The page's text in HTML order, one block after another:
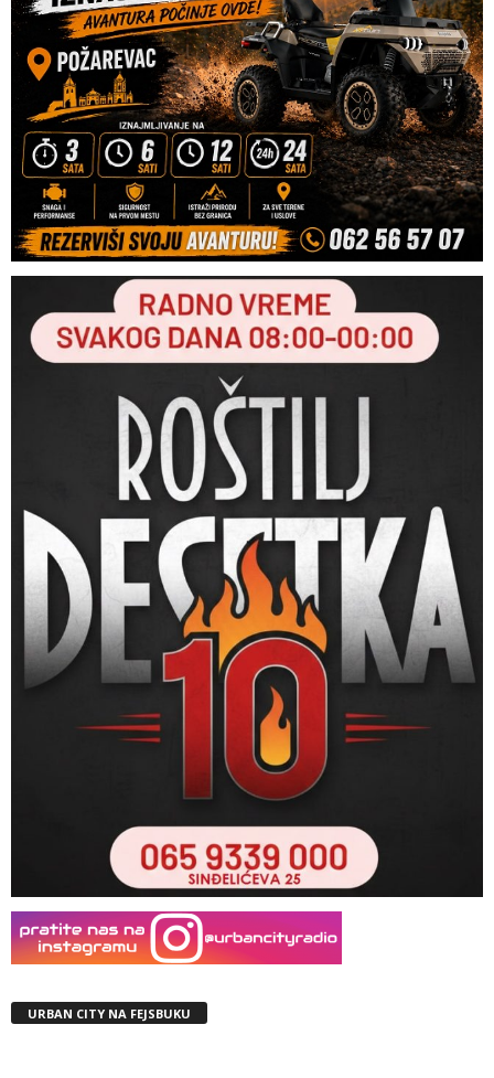
URBAN CITY NA FEJSBUKU